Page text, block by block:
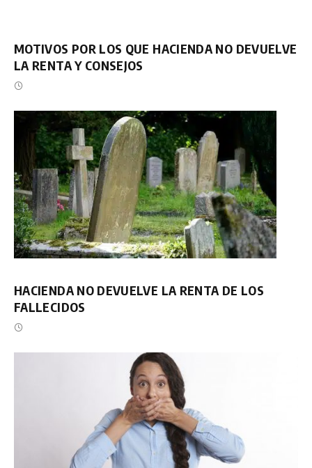
MOTIVOS POR LOS QUE HACIENDA NO DEVUELVE
LA RENTA Y CONSEJOS
HACIENDA NO DEVUELVE LA RENTA DE LOS
FALLECIDOS